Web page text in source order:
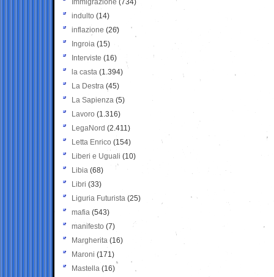
Immigrazione (734)
indulto (14)
inflazione (26)
Ingroia (15)
Interviste (16)
la casta (1.394)
La Destra (45)
La Sapienza (5)
Lavoro (1.316)
LegaNord (2.411)
Letta Enrico (154)
Liberi e Uguali (10)
Libia (68)
Libri (33)
Liguria Futurista (25)
mafia (543)
manifesto (7)
Margherita (16)
Maroni (171)
Mastella (16)